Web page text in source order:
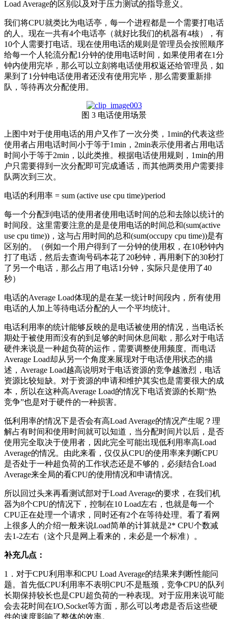
Load Average的区别以及对于压力测试的指导意义。
我们将CPU就类比为电话亭，每一个进程都是一个需要打电话
的人。现在一共有4个电话亭（就好比我们的机器有4核），有
10个人需要打电话。现在使用电话的规则是管理员会按照顺序
给每一个人轮流分配1分钟的使用电话时间，如果使用者在1分
钟内使用完毕，那么可以立刻将电话使用权返还给管理员，如
果到了1分钟电话使用者还没有使用完毕，那么需要重新排
队，等待再次分配使用。
图 3 电话使用场景
上图中对于使用电话的用户又作了一次分类，1min的代表这些
使用者占用电话时间小于等于1min，2min表示使用者占用电话
时间小于等于2min，以此类推。根据电话使用规则，1min的用
户只需要得到一次分配即可完成通话，而其他两类用户需要排
队两次到三次。
电话的利用率 = sum (active use cpu time)/period
每一个分配到电话的使用者使用电话时间的总和去除以统计的
时间段。这里需要注意的是是使用电话的时间总和(sum(active
use cpu time))，这与占用时间的总和(sum(occupy cpu time))是有
区别的。（例如一个用户得到了一分钟的使用权，在10秒钟内
打了电话，然后去查询号码本花了20秒钟，再用剩下的30秒打
了另一个电话，那么占用了电话1分钟，实际只是使用了40
秒）
电话的Average Load体现的是在某一统计时间段内，所有使用
电话的人加上等待电话分配的人一个平均统计。
电话利用率的统计能够反映的是电话被使用的情况，当电话长
期处于被使用而没有的到足够的时间休息间歇，那么对于电话
硬件来说是一种超负荷的运作，需要调整使用频度。而电话
Average Load却从另一个角度来展现对于电话使用状态的描
述，Average Load越高说明对于电话资源的竞争越激烈，电话
资源比较短缺。对于资源的申请和维护其实也是需要很大的成
本，所以在这种高Average Load的情况下电话资源的长期“热
竞争”也是对于硬件的一种损害。
低利用率的情况下是否会有高Load Average的情况产生呢？理
解占有时间和使用时间就可以知道，当分配时间片以后，是否
使用完全取决于使用者，因此完全可能出现低利用率高Load
Average的情况。由此来看，仅仅从CPU的使用率来判断CPU
是否处于一种超负荷的工作状态还是不够的，必须结合Load
Average来全局的看CPU的使用情况和申请情况。
所以回过头来再看测试部对于Load Average的要求，在我们机
器为8个CPU的情况下，控制在10 Load左右，也就是每一个
CPU正在处理一个请求，同时还有2个在等待处理。看了看网
上很多人的介绍一般来说Load简单的计算就是2* CPU个数减
去1-2左右（这个只是网上看来的，未必是一个标准）。
补充几点：
1．对于CPU利用率和CPU Load Average的结果来判断性能问
题。首先低CPU利用率不表明CPU不是瓶颈，竞争CPU的队列
长期保持较长也是CPU超负荷的一种表现。对于应用来说可能
会去花时间在I/O,Socket等方面，那么可以考虑是否后这些硬
件的速度影响了整体的效率。